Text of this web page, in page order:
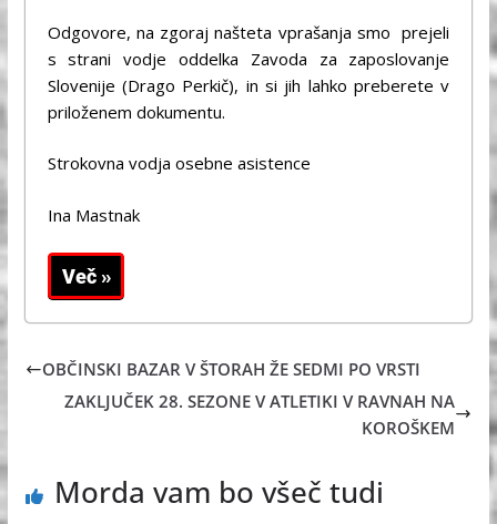
Odgovore, na zgoraj našteta vprašanja smo prejeli
s strani vodje oddelka Zavoda za zaposlovanje
Slovenije (Drago Perkič), in si jih lahko preberete v
priloženem dokumentu.
Strokovna vodja osebne asistence
Ina Mastnak
OBČINSKI BAZAR V ŠTORAH ŽE SEDMI PO VRSTI
ZAKLJUČEK 28. SEZONE V ATLETIKI V RAVNAH NA
KOROŠKEM
Morda vam bo všeč tudi